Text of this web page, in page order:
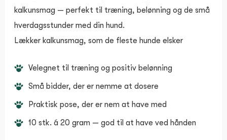
kalkunsmag — perfekt til træning, belønning og de små
hverdagsstunder med din hund.
Lækker kalkunsmag, som de fleste hunde elsker
Velegnet til træning og positiv belønning
Små bidder, der er nemme at dosere
Praktisk pose, der er nem at have med
10 stk. á 20 gram — god til at have ved hånden